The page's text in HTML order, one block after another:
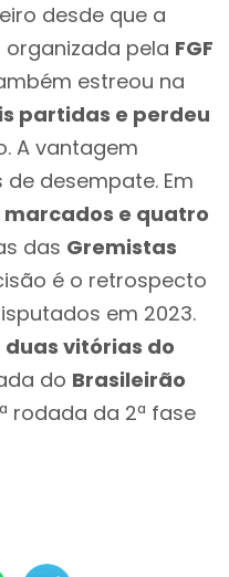
desde que a
pela FGF
estreou na
partidas e perdeu
A vantagem
desempate. Em
marcados e quatro
das Gremistas
é o retrospecto
em 2023.
duas vitórias do
do Brasileirão
rodada da 2ª fase